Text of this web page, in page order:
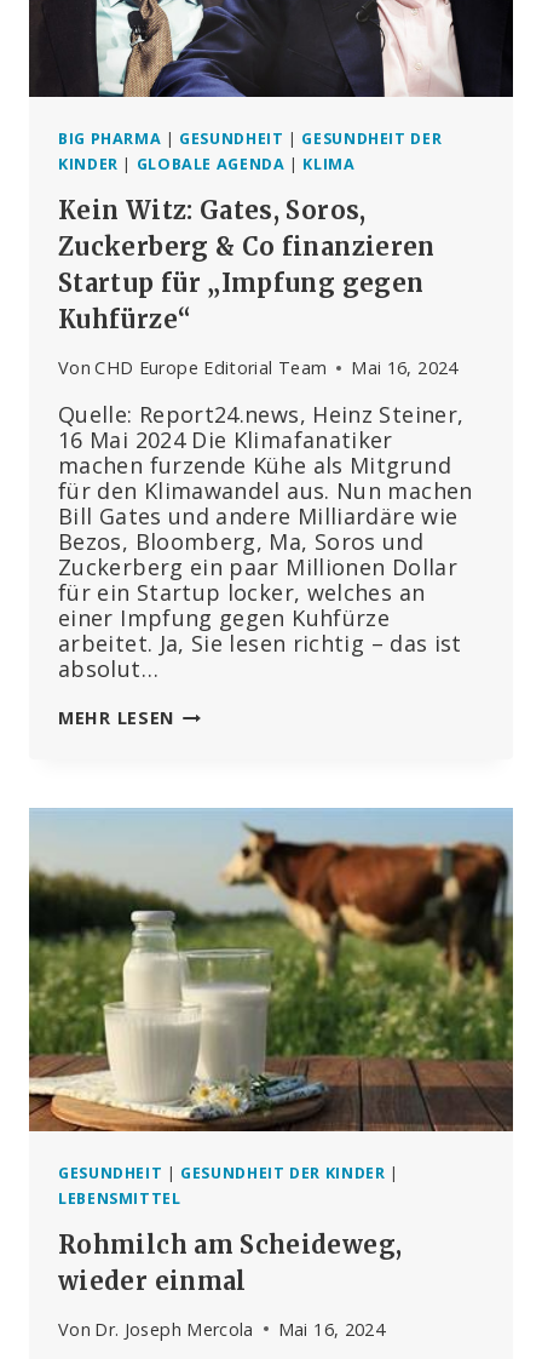
BIG PHARMA | GESUNDHEIT | GESUNDHEIT DER
KINDER | GLOBALE AGENDA | KLIMA
Kein Witz: Gates, Soros,
Zuckerberg & Co finanzieren
Startup für „Impfung gegen
Kuhfürze“
Von CHD Europe Editorial Team Mai 16, 2024
Quelle: Report24.news, Heinz Steiner,
16 Mai 2024 Die Klimafanatiker
machen furzende Kühe als Mitgrund
für den Klimawandel aus. Nun machen
Bill Gates und andere Milliardäre wie
Bezos, Bloomberg, Ma, Soros und
Zuckerberg ein paar Millionen Dollar
für ein Startup locker, welches an
einer Impfung gegen Kuhfürze
arbeitet. Ja, Sie lesen richtig – das ist
absolut…
MEHR LESEN KEIN
ZUCKERBERG
FINANZIEREN
STARTUP
FÜR
„IMPFUNG
GEGEN
KUHFÜRZE“
GESUNDHEIT | GESUNDHEIT DER KINDER |
LEBENSMITTEL
Rohmilch am Scheideweg,
wieder einmal
Von Dr. Joseph Mercola Mai 16, 2024